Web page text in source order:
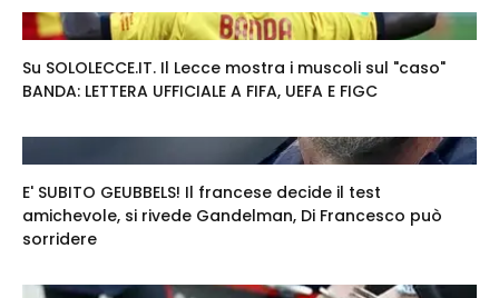
Su SOLOLECCE.IT. Il Lecce mostra i muscoli sul "caso"
BANDA: LETTERA UFFICIALE A FIFA, UEFA E FIGC
E' SUBITO GEUBBELS! Il francese decide il test
amichevole, si rivede Gandelman, Di Francesco può
sorridere